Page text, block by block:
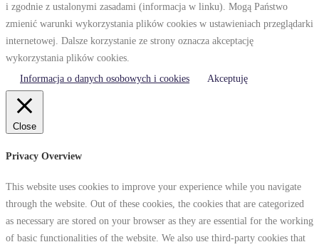
i zgodnie z ustalonymi zasadami (informacja w linku). Mogą Państwo
zmienić warunki wykorzystania plików cookies w ustawieniach przeglądarki
internetowej. Dalsze korzystanie ze strony oznacza akceptację
wykorzystania plików cookies.
Informacja o danych osobowych i cookies
Akceptuję
Close
Privacy Overview
This website uses cookies to improve your experience while you navigate
through the website. Out of these cookies, the cookies that are categorized
as necessary are stored on your browser as they are essential for the working
of basic functionalities of the website. We also use third-party cookies that